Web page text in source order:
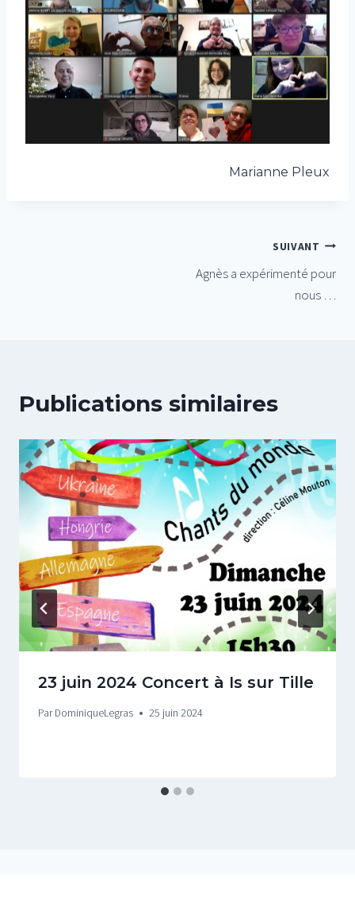
Marianne Pleux
SUIVANT
Agnès a expérimenté pour
nous …
Publications similaires
23 juin 2024 Concert à Is sur Tille
Par DominiqueLegras 25 juin 2024